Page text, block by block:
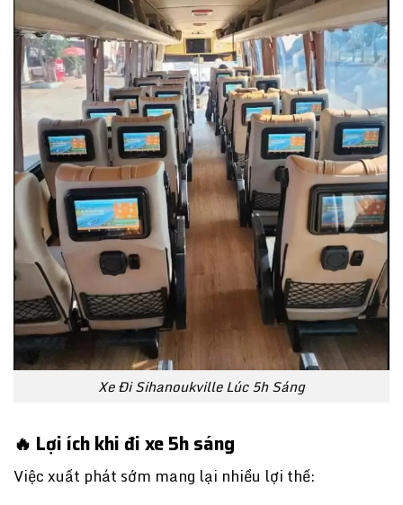
Xe Đi Sihanoukville Lúc 5h Sáng
🔥 Lợi ích khi đi xe 5h sáng
Việc xuất phát sớm mang lại nhiều lợi thế: